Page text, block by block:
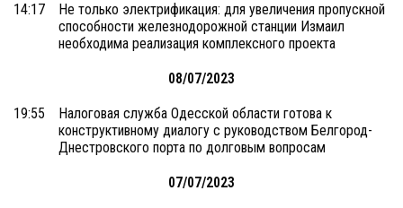
14:17
Не только электрификация: для увеличения пропускной
способности железнодорожной станции Измаил
необходима реализация комплексного проекта
08/07/2023
19:55
Налоговая служба Одесской области готова к
конструктивному диалогу с руководством Белгород-
Днестровского порта по долговым вопросам
07/07/2023